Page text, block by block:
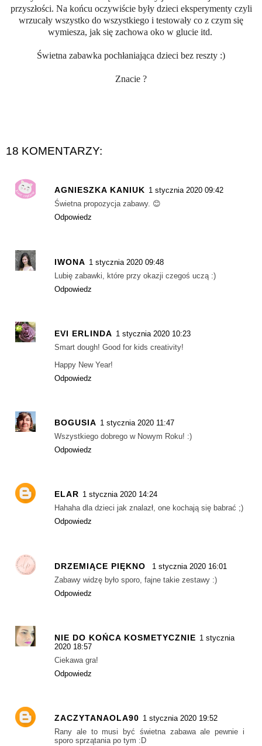
przyszłości. Na końcu oczywiście były dzieci eksperymenty czyli
wrzucały wszystko do wszystkiego i testowały co z czym się
wymiesza, jak się zachowa oko w glucie itd.
Świetna zabawka pochłaniająca dzieci bez reszty :)
Znacie ?
18 KOMENTARZY:
AGNIESZKA KANIUK 1 stycznia 2020 09:42
Świetna propozycja zabawy. 😊
Odpowiedz
IWONA 1 stycznia 2020 09:48
Lubię zabawki, które przy okazji czegoś uczą :)
Odpowiedz
EVI ERLINDA 1 stycznia 2020 10:23
Smart dough! Good for kids creativity!
Happy New Year!
Odpowiedz
BOGUSIA 1 stycznia 2020 11:47
Wszystkiego dobrego w Nowym Roku! :)
Odpowiedz
ELAR 1 stycznia 2020 14:24
Hahaha dla dzieci jak znalazł, one kochają się babrać ;)
Odpowiedz
DRZEMIĄCE PIĘKNO
1 stycznia 2020 16:01
Zabawy widzę było sporo, fajne takie zestawy :)
Odpowiedz
NIE DO KOŃCA KOSMETYCZNIE 1 stycznia
2020 18:57
Ciekawa gra!
Odpowiedz
ZACZYTANAOLA90 1 stycznia 2020 19:52
Rany ale to musi być świetna zabawa ale pewnie i
sporo sprzątania po tym :D